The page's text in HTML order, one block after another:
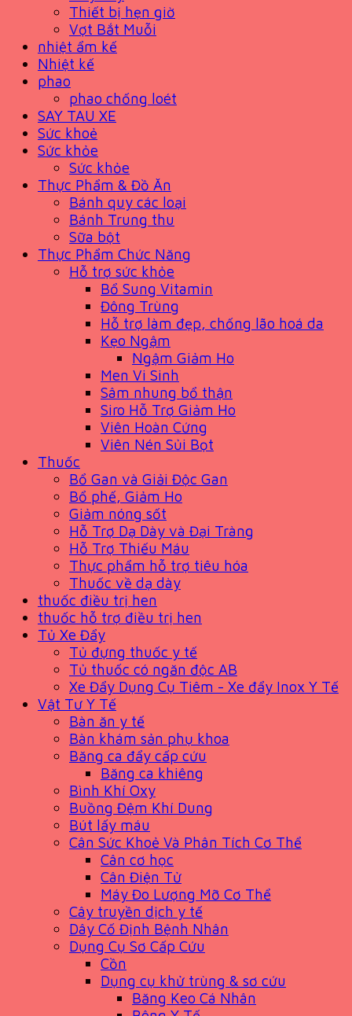
Thiết bị hẹn giờ
Vợt Bắt Muỗi
nhiệt ẩm kế
Nhiệt kế
phao
phao chống loét
SAY TAU XE
Sức khoẻ
Sức khỏe
Sức khỏe
Thực Phẩm & Đồ Ăn
Bánh quy các loại
Bánh Trung thu
Sữa bột
Thực Phẩm Chức Năng
Hỗ trợ sức khỏe
Bổ Sung Vitamin
Đông Trùng
Hỗ trợ làm đẹp, chống lão hoá da
Kẹo Ngậm
Ngậm Giảm Ho
Men Vi Sinh
Sâm nhung bổ thận
Siro Hỗ Trợ Giảm Ho
Viên Hoàn Cứng
Viên Nén Sủi Bọt
Thuốc
Bổ Gan và Giải Độc Gan
Bổ phế, Giảm Ho
Giảm nóng sốt
Hỗ Trợ Dạ Dày và Đại Tràng
Hỗ Trợ Thiếu Máu
Thực phẩm hỗ trợ tiêu hóa
Thuốc về dạ dày
thuốc điều trị hen
thuốc hỗ trợ điều trị hen
Tủ Xe Đẩy
Tủ đựng thuốc y tế
Tủ thuốc có ngăn độc AB
Xe Đẩy Dụng Cụ Tiêm - Xe đẩy Inox Y Tế
Vật Tư Y Tế
Bàn ăn y tế
Bàn khám sản phụ khoa
Băng ca đẩy cấp cứu
Băng ca khiêng
Bình Khí Oxy
Buồng Đệm Khí Dung
Bút lấy máu
Cân Sức Khoẻ Và Phân Tích Cơ Thể
Cân cơ học
Cân Điện Tử
Máy Đo Lượng Mỡ Cơ Thể
Cây truyền dịch y tế
Dây Cố Định Bệnh Nhân
Dụng Cụ Sơ Cấp Cứu
Cồn
Dụng cụ khử trùng & sơ cứu
Băng Keo Cá Nhân